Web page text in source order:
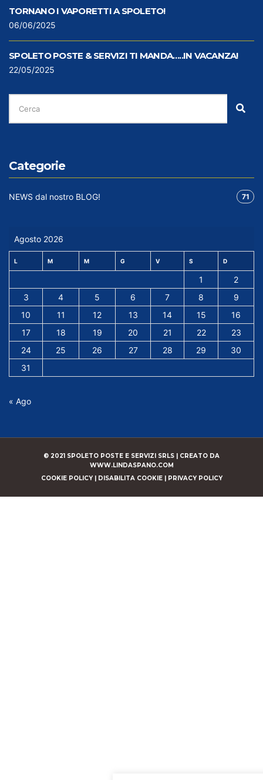
TORNANO I VAPORETTI A SPOLETO!
06/06/2025
SPOLETO POSTE & SERVIZI TI MANDA…..IN VACANZA!
22/05/2025
CERCA
PER:
Categorie
NEWS dal nostro BLOG! 71
Agosto 2026
L M M G V S D
1
2
3
4 5 6 7 8
9
10
11 12 13 14 15
16
17
18 19 20 21 22
23
24
25 26 27 28 29
30
31
« Ago
© 2021 SPOLETO POSTE E SERVIZI SRLS | CREATO DA
WWW.LINDASPANO.COM
COOKIE POLICY| DISABILITA COOKIE| PRIVACY POLICY